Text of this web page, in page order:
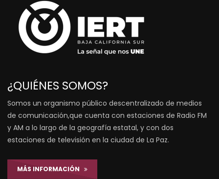
¿QUIÉNES SOMOS?
Somos un organismo público descentralizado de medios
de comunicación,que cuenta con estaciones de Radio FM
y AM a lo largo de la geografía estatal, y con dos
estaciones de televisión en la ciudad de La Paz.
MÁS INFORMACIÓN